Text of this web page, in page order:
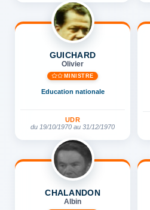
GUICHARD
Olivier
MINISTRE
Education nationale
UDR
du 19/10/1970 au 31/12/1970
CHALANDON
Albin